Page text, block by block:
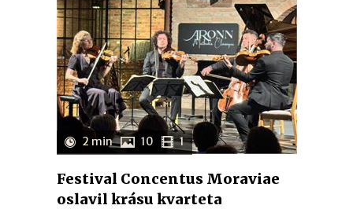
2 min 10 1
Festival Concentus Moraviae
oslavil krásu kvarteta